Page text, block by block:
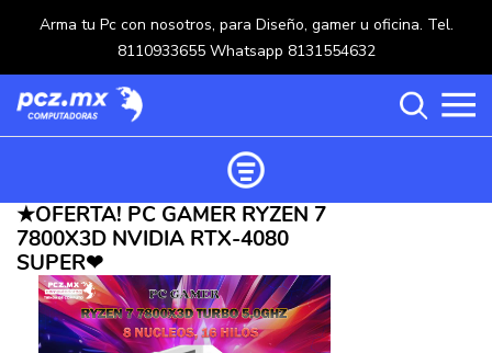
Arma tu Pc con nosotros, para Diseño, gamer u oficina. Tel.
8110933655 Whatsapp 8131554632
Categorías
Carrito de compras ()
Ordenar productos
Categorías
★OFERTA! PC GAMER RYZEN 7
7800X3D NVIDIA RTX-4080
SUPER❤